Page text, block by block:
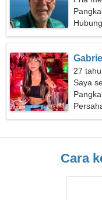
27
Saya
Cara